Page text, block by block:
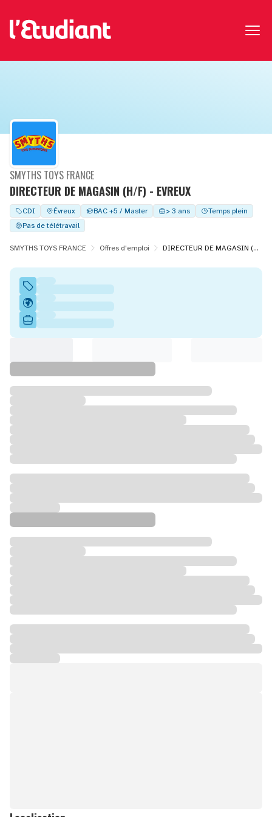
DIRECTEUR DE MAGASIN (H/F) - EVREUX
SMYTHS TOYS FRANCE
CDI Évreux BAC +5 / Master > 3 ans
Temps plein
Pas de télétravail
SMYTHS TOYS FRANCE Offres d'emploi DIRECTEUR DE MAGASIN (H/F) - EVREUX